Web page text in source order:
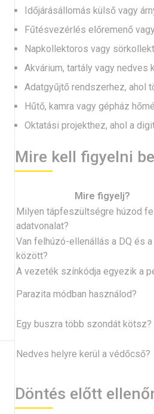
Időjárásállomás külső vagy
Fűtésvezérlés előremenő
Napkollektoros vagy
Akvárium, tartály vagy
Adatgyűjtő rendszerhez, ahol
Hűtő, kamra vagy gépház
Oktatási projekthez, ahol a
Mire kell figyelni
Mire figyelj?
Milyen tápfeszültségre húzod
adatvonalat?
Van felhúzó-ellenállás a DQ és a
között?
A vezeték színkódja egyezik a
Parazita módban használod?
Egy buszra több szondát kötsz?
Nedves helyre kerül a védőcső?
Döntés előtt